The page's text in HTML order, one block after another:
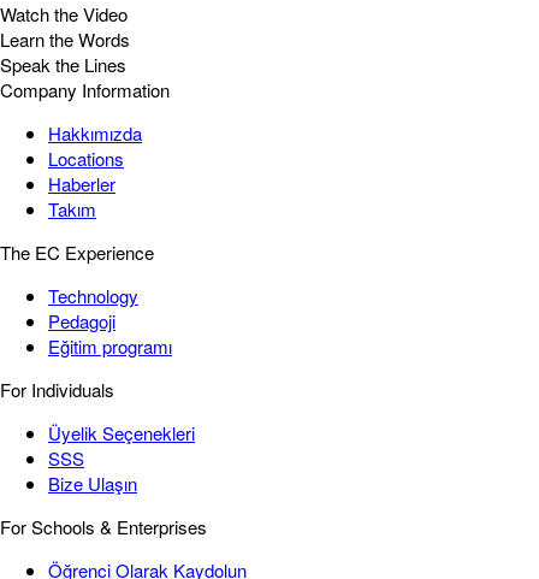
Watch the Video
Learn the Words
Speak the Lines
Company Information
Hakkımızda
Locations
Haberler
Takım
The EC Experience
Technology
Pedagoji
Eğitim programı
For Individuals
Üyelik Seçenekleri
SSS
Bize Ulaşın
For Schools & Enterprises
Öğrenci Olarak Kaydolun